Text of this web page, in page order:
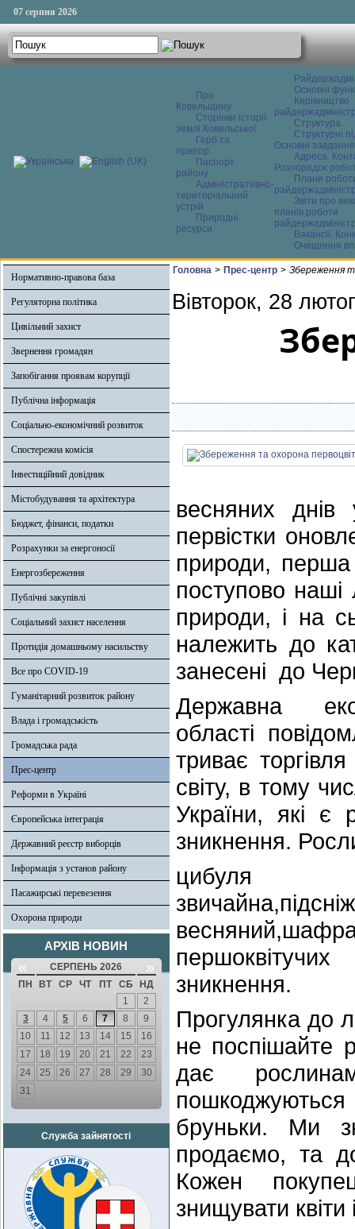
07 серпня 2026
Про
Ковельщину
Сторінки історії
землі Ковельської
Герб та
прапор
Паспорт
району
Адміністративно-
територіальний
устрій
Природні
ресурси
Основні
Керівництво
Структура
Структурні
Основні завдання
Адреса.
Розпорядок
Плани
Звіти про
планів роботи
Вакансії.
Очищення
Нормативно-правова база
Регуляторна політика
Цивільний захист
Звернення громадян
Запобігання проявам корупції
Публічна інформація
Соціально-економічний розвиток
Спостережна комісія
Інвестиційний довідник
Містобудування та архітектура
Бюджет, фінанси, податки
Розрахунки за енергоносії
Енергозбереження
Публічні закупівлі
Соціальний захист населення
Протидія домашньому насильству
Все про COVID-19
Гуманітарний розвиток району
Влада і громадськість
Громадська рада
Прес-центр
Реформи в Україні
Європейська інтеграція
Державний реєстр виборців
Інформація з установ району
Пасажирські перевезення
Охорона природи
АРХІВ НОВИН
« СЕРПЕНЬ 2026 »
ПН ВТ СР ЧТ ПТ СБ
НД
1
2
3
4 5 6 7 8
9
10
11 12 13 14 15
16
17
18 19 20 21 22
23
24
25 26 27 28 29
30
31
Служба зайнятості
Головна > Прес-центр > Збереження
Вівторок, 28
весняних днів
первістки
природи, перша
поступово наші
природи, і на
належить до
занесені до
Державна
області
триває
світу, в тому
України, які є
зникнення.
цибуля
зникнення.
Прогулянка до
не поспішайте
дає
бруньки. Ми
продаємо, та
Кожен
знищувати квіти